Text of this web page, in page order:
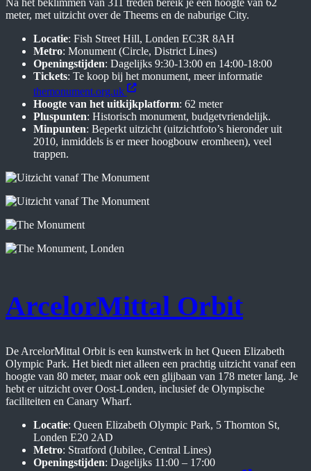
Na het beklimmen van 311 treden bereik je een hoogte van 62
meter, met uitzicht over de Theems en de naburige City.
Locatie: Fish Street Hill, Londen EC3R 8AH
Metro: Monument (Circle, District Lines)
Openingstijden: Dagelijks 9:30-13:00 en 14:00-18:00
Tickets: Te koop bij het monument, meer informatie
themonument.org.uk
Hoogte van het uitkijkplatform: 62 meter
Pluspunten: Historisch monument, budgetvriendelijk.
Minpunten: Beperkt uitzicht (uitzichtfoto’s hieronder uit
2010, inmiddels is er meer hoogbouw eromheen), veel
trappen.
ArcelorMittal Orbit
De ArcelorMittal Orbit is een kunstwerk in het Queen Elizabeth
Olympic Park. Het biedt niet alleen een prachtig uitzicht vanaf een
hoogte van 80 meter, maar ook een glijbaan van 178 meter lang. Je
hebt er uitzicht over Oost-Londen, inclusief de Olympische
faciliteiten en Canary Wharf.
Locatie: Queen Elizabeth Olympic Park, 5 Thornton St,
Londen E20 2AD
Metro: Stratford (Jubilee, Central Lines)
Openingstijden: Dagelijks 11:00 – 17:00